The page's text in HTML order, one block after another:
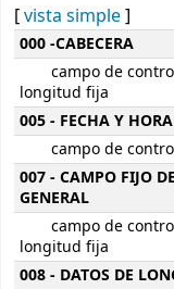
[vista simple]
Detalles MARC
000 -CABECERA
campo de
longitud fija
005 - FECHA Y
campo de
007 - CAMPO FIJO
GENERAL
campo de
longitud fija
008 - DATOS DE